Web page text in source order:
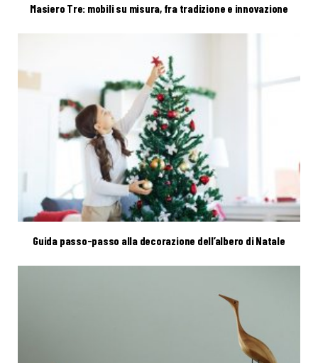
Masiero Tre: mobili su misura, fra tradizione e innovazione
Guida passo-passo alla decorazione dell’albero di Natale